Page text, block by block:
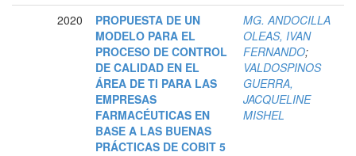
2020
PROPUESTA DE UN
MODELO PARA EL
PROCESO DE CONTROL
DE CALIDAD EN EL
ÁREA DE TI PARA LAS
EMPRESAS
FARMACÉUTICAS EN
BASE A LAS BUENAS
PRÁCTICAS DE COBIT 5
MG. ANDOCILLA
OLEAS, IVAN
FERNANDO;
VALDOSPINOS
GUERRA,
JACQUELINE
MISHEL